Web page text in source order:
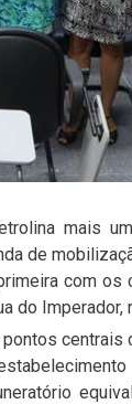
mais
de
com os
do Imperador,
centrais